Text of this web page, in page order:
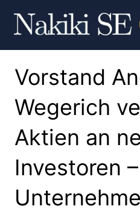
Vorstand
Wegerich
Aktien an
Investoren